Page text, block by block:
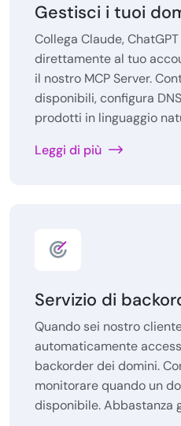
Gestisci i tuoi
Collega Claude,
direttamente al tuo
il nostro MCP Server.
disponibili, configura
prodotti in linguaggio
Leggi di più
Servizio di
Quando sei nostro
automaticamente
backorder dei domini.
monitorare quando un
disponibile. Abbastanza